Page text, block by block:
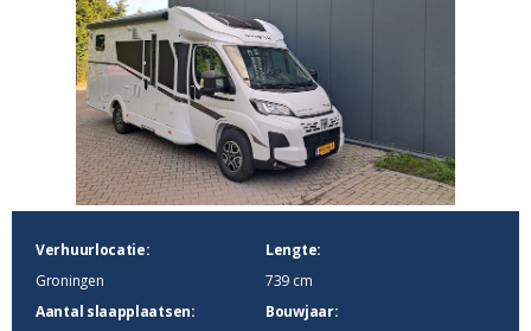
Verhuurlocatie:
Groningen
Lengte:
739 cm
Aantal slaapplaatsen:
Bouwjaar: